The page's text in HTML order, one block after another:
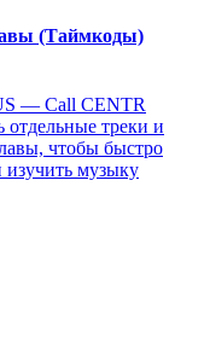
(Таймкоды)
— Call CENTR
отдельные треки и
чтобы быстро
музыку